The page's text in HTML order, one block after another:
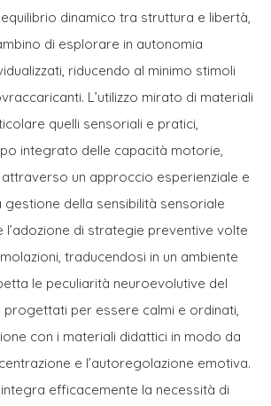
dinamico tra struttura e libertà,
di esplorare in autonomia
riducendo al minimo stimoli
L’utilizzo mirato di materiali
quelli sensoriali e pratici,
integrato delle capacità motorie,
un approccio esperienziale e
gestione della sensibilità sensoriale
l’adozione di strategie preventive volte
traducendosi in un ambiente
le peculiarità neuroevolutive del
progettati per essere calmi e ordinati,
con i materiali didattici in modo da
e l’autoregolazione emotiva.
efficacemente la necessità di